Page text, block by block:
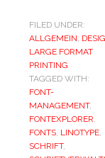
FILED UNDER:
ALLGEMEIN,
LARGE FORMAT
PRINTING
TAGGED WITH:
FONT-
MANAGEMENT,
FONTEXPLORER,
FONTS, LINOTYPE,
SCHRIFT,